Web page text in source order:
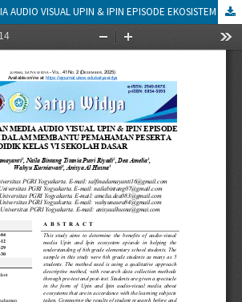
PEMANFAATAN MEDIA AUDIO VISUAL UPIN & IPIN EPISODE EKOSISTEM DALAM MEMBANTU PEMAHAMAN PESERTA DIDIK KELAS VI SEKOLAH DASAR